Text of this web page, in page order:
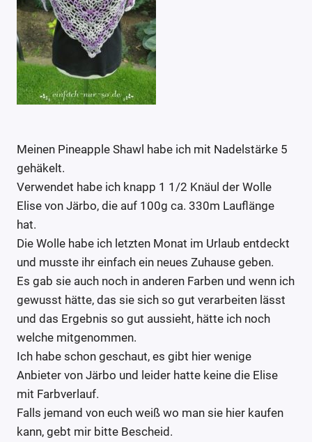
Meinen Pineapple Shawl habe ich mit Nadelstärke 5
gehäkelt.
Verwendet habe ich knapp 1 1/2 Knäul der Wolle
Elise von Järbo, die auf 100g ca. 330m Lauflänge
hat.
Die Wolle habe ich letzten Monat im Urlaub entdeckt
und musste ihr einfach ein neues Zuhause geben.
Es gab sie auch noch in anderen Farben und wenn ich
gewusst hätte, das sie sich so gut verarbeiten lässt
und das Ergebnis so gut aussieht, hätte ich noch
welche mitgenommen.
Ich habe schon geschaut, es gibt hier wenige
Anbieter von Järbo und leider hatte keine die Elise
mit Farbverlauf.
Falls jemand von euch weiß wo man sie hier kaufen
kann, gebt mir bitte Bescheid.